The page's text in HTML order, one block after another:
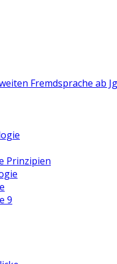
Fremdsprache ab
Prinzipien
9